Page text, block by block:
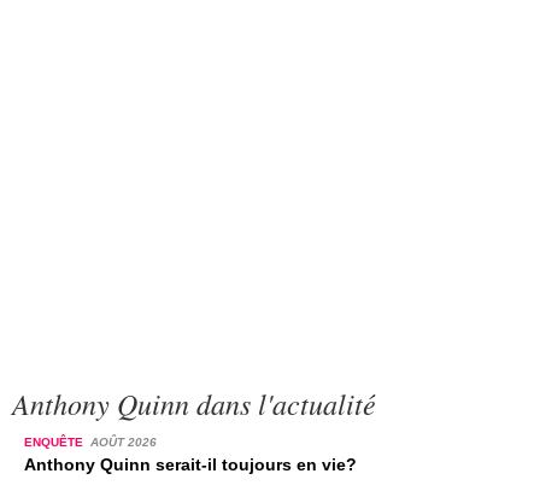
Anthony Quinn dans l'actualité
ENQUÊTE AOÛT 2026
Anthony Quinn serait-il toujours en vie?